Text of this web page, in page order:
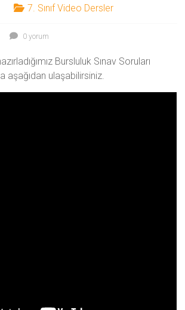
7. Sınıf Video Dersler
0 yorum
Bursluluk Sınav Soruları
aşağıdan ulaşabilirsiniz.